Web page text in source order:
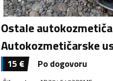
Ostale
Autokozmetičarske
15 € Po dogovoru